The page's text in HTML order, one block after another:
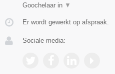
Goochelaar in ▼
Er wordt gewerkt op afspraak.
Sociale media: